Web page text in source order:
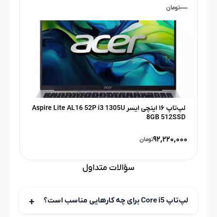
—تومان
لپ‌تاپ ۱۶ اینچی ایسر Aspire Lite AL16 52P i3 1305U
8GB 512SSD
۹۲,۲۲۰,۰۰۰تومان
سؤالات متداول
لپ‌تاپ Core i5 برای چه کارهایی مناسب است؟